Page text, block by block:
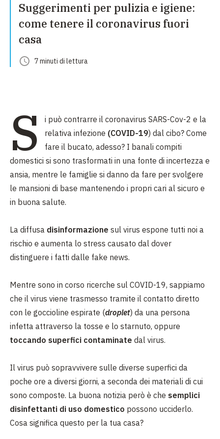
Suggerimenti per pulizia e igiene:
come tenere il coronavirus fuori
casa
7minuti di lettura
S
i può contrarre il coronavirus SARS-Cov-2 e la
relativa infezione (COVID-19) dal cibo? Come
fare il bucato, adesso? I banali compiti
domestici si sono trasformati in una fonte di incertezza e
ansia, mentre le famiglie si danno da fare per svolgere
le mansioni di base mantenendo i propri cari al sicuro e
in buona salute.
La diffusa disinformazione sul virus espone tutti noi a
rischio e aumenta lo stress causato dal dover
distinguere i fatti dalle fake news.
Mentre sono in corso ricerche sul COVID-19, sappiamo
che il virus viene trasmesso tramite il contatto diretto
con le goccioline espirate (droplet) da una persona
infetta attraverso la tosse e lo starnuto, oppure
toccando superfici contaminate dal virus.
Il virus può sopravvivere sulle diverse superfici da
poche ore a diversi giorni, a seconda dei materiali di cui
sono composte. La buona notizia però è che semplici
disinfettanti di uso domestico possono ucciderlo.
Cosa significa questo per la tua casa?